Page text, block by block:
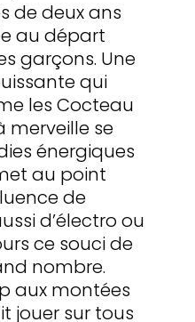
de deux ans
au départ
garçons. Une
qui
les Cocteau
merveille se
énergiques
au point
de
d’électro ou
ce souci de
nombre.
aux montées
jouer sur tous